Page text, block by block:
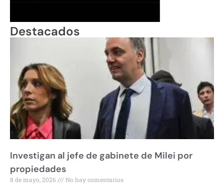
Destacados
Investigan al jefe de gabinete de Milei por
propiedades
8 de mayo, 2026 No hay comentarios